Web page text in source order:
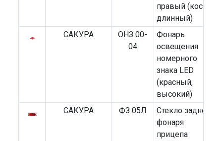
правый (косой,
длинный)
САКУРА
ОНЗ 00-
04
Фонарь
освещения
номерного
знака LED
(красный,
высокий)
САКУРА
ФЗ 05Л
Стекло заднего
фонаря
прицепа